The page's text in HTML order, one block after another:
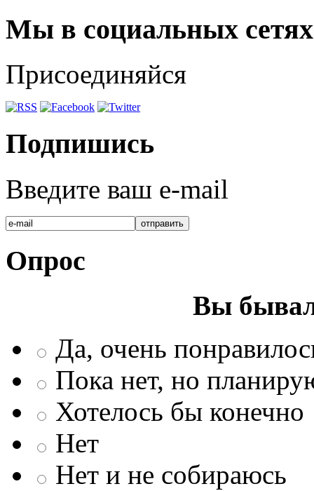
Мы в социальных сетях
Присоединяйся
Подпишись
Введите ваш e-mail
Опрос
Вы
Да, очень
Пока нет, но
Хотелось бы конечно
Нет
Нет и не собираюсь